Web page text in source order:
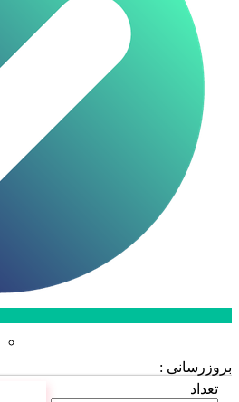
بروزرسانی :
تعداد